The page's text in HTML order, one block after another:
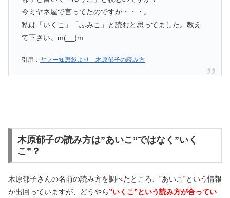
今ミヤネ屋で言ってたのですが・・・。
私は「いくこ」「ふみこ」と読むと思ってました。教え
て下さい。m(__)m
引用： ヤフー知恵袋より 木原郁子の読み方
木原郁子の読み方は”あいこ”ではなく”いく
こ”？
木原郁子さんの名前の読み方を調べたところ、”あいこ”という情報
が出回っていますが、どうやら”いくこ”という読み方が合ってい